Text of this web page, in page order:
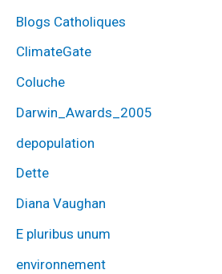
Blogs Catholiques
ClimateGate
Coluche
Darwin_Awards_2005
depopulation
Dette
Diana Vaughan
E pluribus unum
environnement